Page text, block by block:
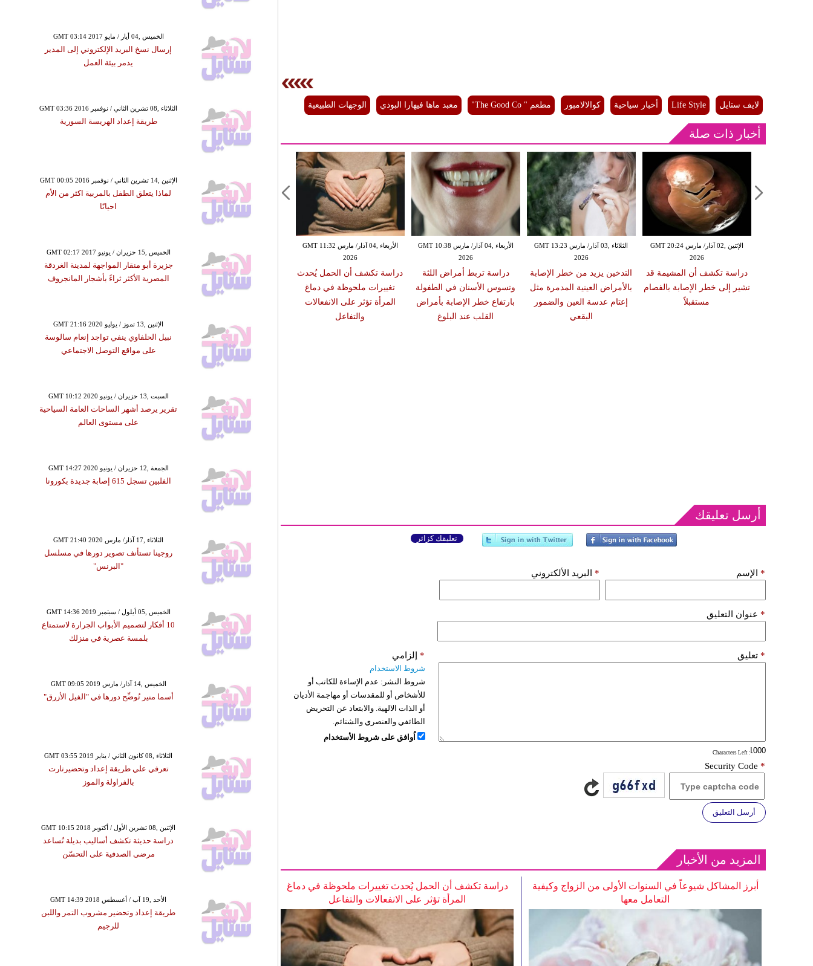
لايف ستايل Life Style أخبار سياحية كوالالامبور مطعم " The Good Co" معبد ماها فيهارا البوذي الوجهات الطبيعية
أخبار ذات صلة
الأربعاء ,04 آذار/ مارس GMT 11:32
2026
دراسة تكشف أن الحمل يُحدث
تغييرات ملحوظة في دماغ
المرأة تؤثر على الانفعالات
والتفاعل
الأربعاء ,04 آذار/ مارس GMT 10:38
2026
دراسة تربط أمراض اللثة
وتسوس الأسنان في الطفولة
بارتفاع خطر الإصابة بأمراض
القلب عند البلوغ
الثلاثاء ,03 آذار/ مارس GMT 13:23
2026
التدخين يزيد من خطر الإصابة
بالأمراض العينية المدمرة مثل
إعتام عدسة العين والضمور
البقعي
الإثنين ,02 آذار/ مارس GMT 20:24
2026
دراسة تكشف أن المشيمة قد
تشير إلى خطر الإصابة بالفصام
مستقبلاً
أرسل تعليقك
تعليقك كزائر
الإسم * البريد الألكتروني *
عنوان التعليق *
تعليق *
: Characters Left
إلزامي *
شروط الاستخدام
شروط النشر: عدم الإساءة للكاتب أو
للأشخاص أو للمقدسات أو مهاجمة الأديان
أو الذات الالهية. والابتعاد عن التحريض
الطائفي والعنصري والشتائم.
اُوافق على شروط الأستخدام
Security Code *
أرسل التعليق
المزيد من الأخبار
دراسة تكشف أن الحمل يُحدث تغييرات ملحوظة في دماغ
المرأة تؤثر على الانفعالات والتفاعل
أبرز المشاكل شيوعاً في السنوات الأولى من الزواج وكيفية
التعامل معها
GMT 03:14 2017 الخميس ,04 أيار / مايو
إرسال نسخ البريد الإلكتروني إلى المدير
يدمر بيئة العمل
GMT 03:36 2016 الثلاثاء ,08 تشرين الثاني / نوفمبر
طريقة إعداد الهريسة السورية
GMT 00:05 2016 الإثنين ,14 تشرين الثاني / نوفمبر
لماذا يتعلق الطفل بالمربية اكثر من الأم
احيانًا
GMT 02:17 2017 الخميس ,15 حزيران / يونيو
جزيرة أبو منقار المواجهة لمدينة الغردقة
المصرية الأكثر ثراءً بأشجار المانجروف
GMT 21:16 2020 الإثنين ,13 تموز / يوليو
نبيل الحلفاوي ينفي تواجد إنعام سالوسة
على مواقع التوصل الاجتماعي
GMT 10:12 2020 السبت ,13 حزيران / يونيو
تقرير يرصد أشهر الساحات العامة السياحية
على مستوى العالم
GMT 14:27 2020 الجمعة ,12 حزيران / يونيو
الفلبين تسجل 615 إصابة جديدة بكورونا
GMT 21:40 2020 الثلاثاء ,17 آذار/ مارس
روجينا تستأنف تصوير دورها في مسلسل
"البرنس"
GMT 14:36 2019 الخميس ,05 أيلول / سبتمبر
10 أفكار لتصميم الأبواب الجرارة لاستمتاع
بلمسة عصرية في منزلك
GMT 09:05 2019 الخميس ,14 آذار/ مارس
أسما منير تُوضِّح دورها في "الفيل الأزرق"
GMT 03:55 2019 الثلاثاء ,08 كانون الثاني / يناير
تعرفي علي طريقة إعداد وتحضيرتارت
بالفراولة والموز
GMT 10:15 2018 الإثنين ,08 تشرين الأول / أكتوبر
دراسة حديثة تكشف أساليب بديلة تُساعد
مرضى الصدفية على التحسّن
GMT 14:39 2018 الأحد ,19 آب / أغسطس
طريقة إعداد وتحضير مشروب التمر واللبن
للرجيم